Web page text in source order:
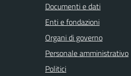
Documenti e dati
Enti e fondazioni
Organi di governo
Personale amministrativo
Politici